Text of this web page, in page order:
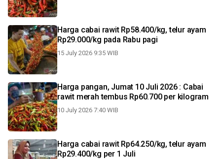
Harga cabai rawit Rp58.400/kg, telur ayam
Rp29.000/kg pada Rabu pagi
15 July 2026 9:35 WIB
Harga pangan, Jumat 10 Juli 2026 : Cabai
rawit merah tembus Rp60.700 per kilogram
10 July 2026 7:40 WIB
Harga cabai rawit Rp64.250/kg, telur ayam
Rp29.400/kg per 1 Juli